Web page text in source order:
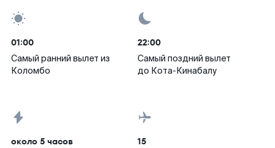
01:00
Самый ранний вылет из
Коломбо
22:00
Самый поздний вылет
до Кота-Кинабалу
около 5 часов 15